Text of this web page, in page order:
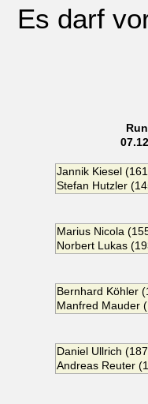
Es darf
Jannik Kiesel
Stefan Hutzler
Marius Nicola
Norbert Lukas
Bernhard Köhler
Manfred Mauder
Daniel Ullrich
Andreas Reuter